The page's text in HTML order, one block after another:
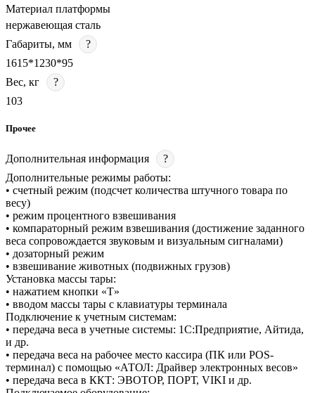
Материал платформы
нержавеющая сталь
Габариты, мм
?
1615*1230*95
Вес, кг
?
103
Прочее
Дополнительная информация
?
Дополнительные режимы работы:
• счетный режим (подсчет количества штучного товара по
весу)
• режим процентного взвешивания
• компараторный режим взвешивания (достижение заданного
веса сопровождается звуковым и визуальным сигналами)
• дозаторный режим
• взвешивание животных (подвижных грузов)
Установка массы тары:
• нажатием кнопки «T»
• вводом массы тары с клавиатуры терминала
Подключение к учетным системам:
• передача веса в учетные системы: 1С:Предприятие, Айтида,
и др.
• передача веса на рабочее место кассира (ПК или POS-
терминал) с помощью «АТОЛ: Драйвер электронных весов»
• передача веса в ККТ: ЭВОТОР, ПОРТ, VIKI и др.